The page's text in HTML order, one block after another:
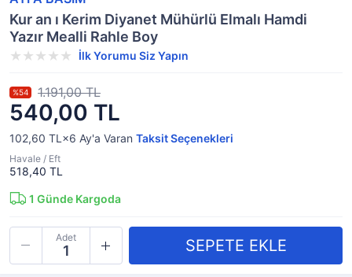
Kur an ı Kerim Diyanet Mühürlü Elmalı Hamdi
Yazır Mealli Rahle Boy
İlk Yorumu Siz Yapın
540,00 TL
%54 1.191,00 TL
102,60 TL×6 Ay'a Varan Taksit Seçenekleri
Havale / Eft
518,40 TL
1 Günde Kargoda
Adet